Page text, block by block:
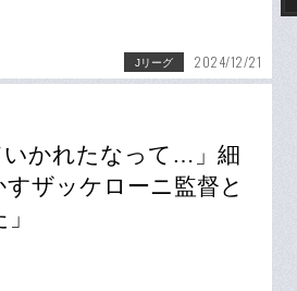
Jリーグ 2024/12/21
いかれたなって…」細
ザッケローニ監督と